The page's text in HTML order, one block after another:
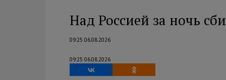
Над Россией за ночь
09:25 06.08.2026
09:25 06.08.2026